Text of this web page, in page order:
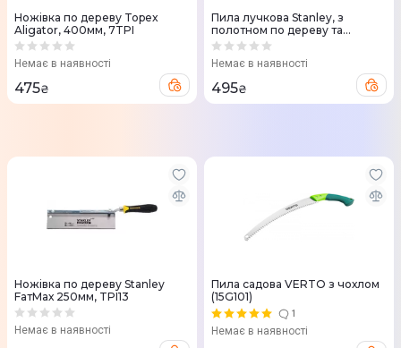
Ножівка по дереву Topex
Aligator, 400мм, 7TPI
Немає в наявності
475₴
Пила лучкова Stanley, з
полотном по дереву та
металу, 30см
Немає в наявності
495₴
Ножівка по дереву Stanley
FатMах 250мм, TPI13
Немає в наявності
Пила садова VERTO з чохлом
(15G101)
1
Немає в наявності